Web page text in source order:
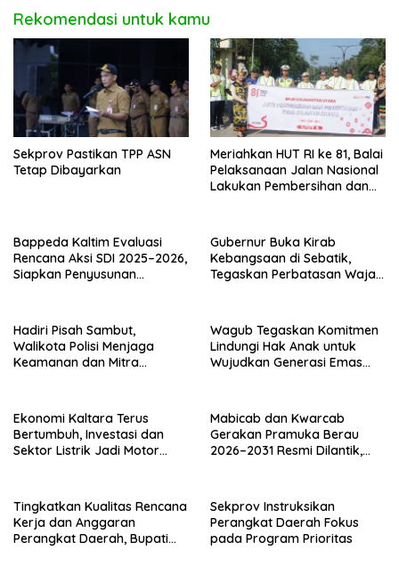
Rekomendasi untuk kamu
Sekprov Pastikan TPP ASN
Tetap Dibayarkan
Meriahkan HUT RI ke 81, Balai
Pelaksanaan Jalan Nasional
Lakukan Pembersihan dan
Bappeda Kaltim Evaluasi
Rencana Aksi SDI 2025–2026,
Siapkan Penyusunan
Gubernur Buka Kirab
Kebangsaan di Sebatik,
Tegaskan Perbatasan Wajah
Hadiri Pisah Sambut,
Walikota Polisi Menjaga
Keamanan dan Mitra
Wagub Tegaskan Komitmen
Lindungi Hak Anak untuk
Wujudkan Generasi Emas
Ekonomi Kaltara Terus
Bertumbuh, Investasi dan
Sektor Listrik Jadi Motor
Mabicab dan Kwarcab
Gerakan Pramuka Berau
2026–2031 Resmi Dilantik,
Tingkatkan Kualitas Rencana
Kerja dan Anggaran
Perangkat Daerah, Bupati
Sekprov Instruksikan
Perangkat Daerah Fokus
pada Program Prioritas